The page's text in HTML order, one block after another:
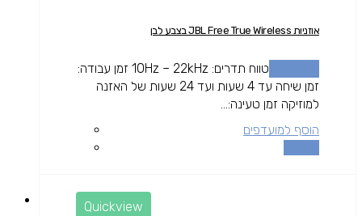
אוזניות JBL Free True Wireless בצבע לבן
טווח תדרים: 10Hz – 22kHz זמן עבודה:
זמן שיחה עד 4 שעות ועד 24 שעות של האזנה
למוזיקה זמן טעינה:...
הוסף למועדפים
Quickview